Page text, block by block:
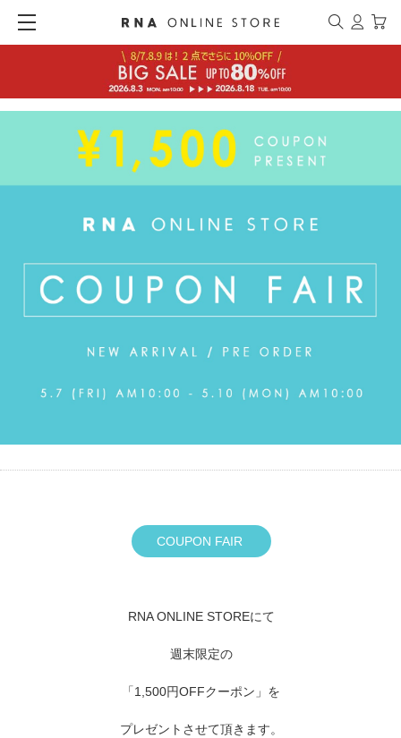
COUPON FAIR
RNA ONLINE STOREにて
週末限定の
「1,500円OFFクーポン」を
プレゼントさせて頂きます。